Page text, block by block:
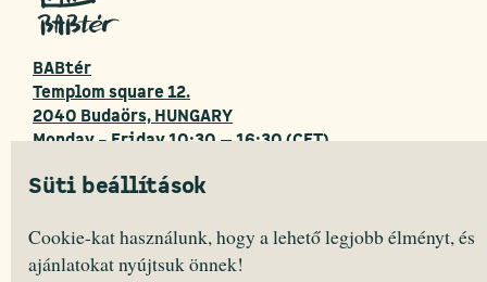
BABtér
Templom square 12.
2040 Budaörs, HUNGARY
Monday – Friday 10:30 — 16:30 (CET)
HEALTH DISCLOUSURE
CANCELLATION DISCLOUSURE
COOKIE POLICY
Süti beállítások
Cookie-kat használunk, hogy a lehető legjobb élményt, és
ajánlatokat nyújtsuk önnek!